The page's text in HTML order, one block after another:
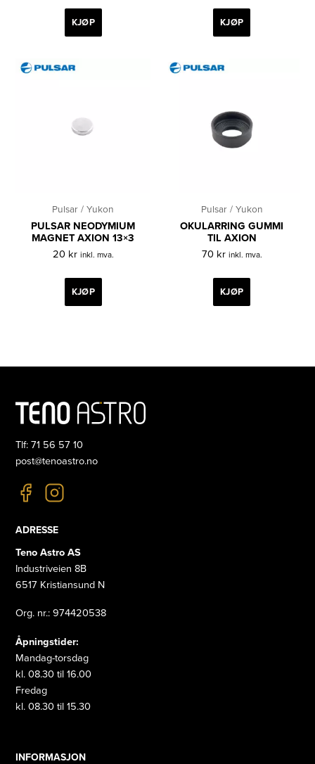
KJØP KJØP
Pulsar / Yukon
PULSAR NEODYMIUM
MAGNET AXION 13×3
20 kr inkl. mva.
KJØP
Pulsar / Yukon
OKULARRING GUMMI
TIL AXION
70 kr inkl. mva.
KJØP
Tlf: 71 56 57 10
post@tenoastro.no
ADRESSE
Teno Astro AS
Industriveien 8B
6517 Kristiansund N
Org. nr.: 974420538
Åpningstider:
Mandag-torsdag
kl. 08.30 til 16.00
Fredag
kl. 08.30 til 15.30
INFORMASJON